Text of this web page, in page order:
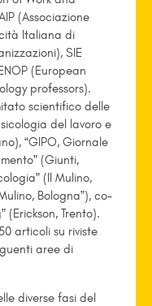
(Associazione
Italiana di
SIE
(European
professors).
scientifico delle
del lavoro e
“GIPO, Giornale
(Giunti,
(Il Mulino,
Bologna”), co-
(Erickson, Trento).
articoli su riviste
aree di
diverse fasi del